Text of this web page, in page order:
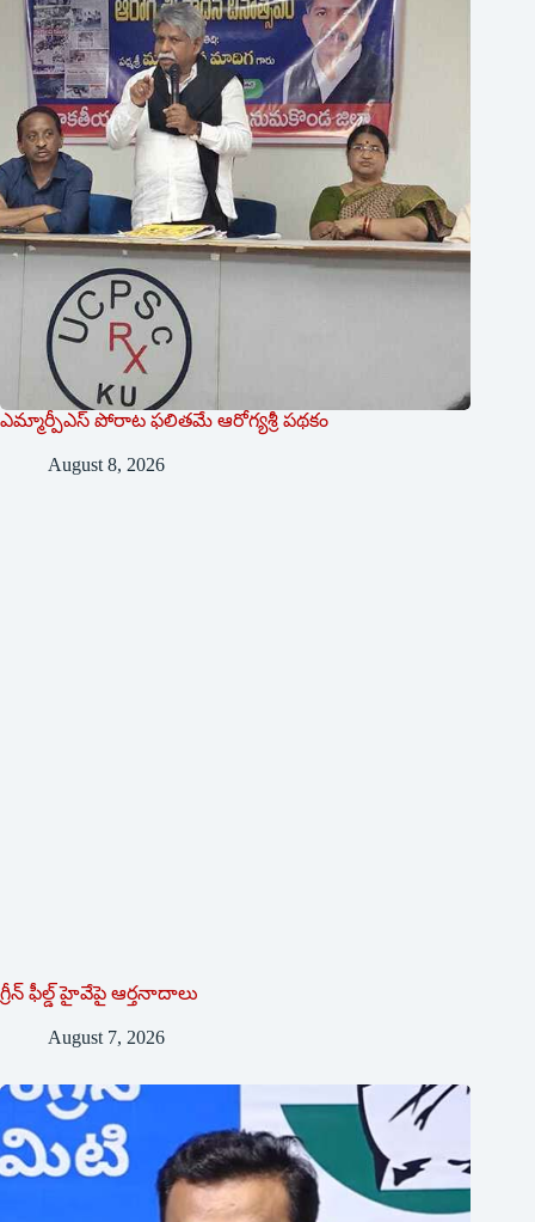
ఎమ్మార్పీఎస్ పోరాట ఫలితమే ఆరోగ్యశ్రీ పథకం
August 8, 2026
గ్రీన్ ఫీల్డ్ హైవేపై ఆర్తనాదాలు
August 7, 2026